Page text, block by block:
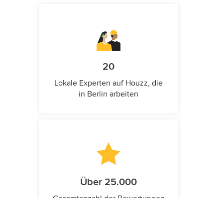
20
Lokale Experten auf Houzz, die
in Berlin arbeiten
Über 25.000